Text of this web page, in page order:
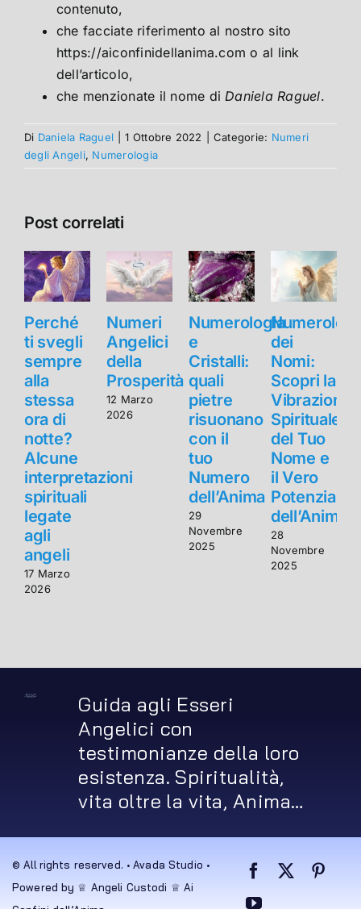
contenuto,
che facciate riferimento al nostro sito
https://aiconfinidellanima.com o al link
dell’articolo,
che menzionate il nome diDaniela Raguel.
Di Daniela Raguel 1 Ottobre 2022 Categorie: Numeri
degli Angeli, Numerologia
Post correlati
Perché
ti svegli
sempre
alla
stessa
ora di
notte?
Alcune
interpretazioni
spirituali
legate
agli
angeli
17 Marzo
2026
Numeri
Angelici
della
Prosperità
12 Marzo
2026
Numerologia
e
Cristalli:
quali
pietre
risuonano
con il
tuo
Numero
dell’Anima
29
Novembre
2025
dei
Nomi:
Scopri la
Vibrazione
Spirituale
del Tuo
Nome e
il Vero
Potenziale
dell’Anima
28
Novembre
2025
Guida agli Esseri
Angelici con
testimonianze della loro
esistenza. Spiritualità,
vita oltre la vita, Anima…
© All rights reserved. • Avada Studio •
Powered by ♕ Angeli Custodi ♕ Ai